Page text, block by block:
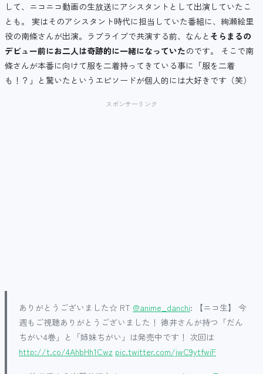
して、ニコニコ動画の生放送にアシスタントとして出演していたこ
とも。 実はそのアシスタント時代に担当していた番組に、絢瀬絵里
役の南條さんが出演。ラブライブで共演する前、なんと そらまるの
デビュー前にお二人は奇跡的に一緒になっていたのです。 そこで南
條さんが本番に向けて服を二着持ってきている事に「服を二着
も！？」と驚いたというエピソードが個人的には大好きです（笑）
スポンサーリンク
ありがとうございました☆ RT @anime_danchi: 【ニコ生】 今
週もご視聴ありがとうございました！ 徳井さんが持つ「だん
ちがい4巻」と「姉妹ちがい」は発売中です！ 次回は
http://t.co/4AhbHh1Cwz pic.twitter.com/jwC9ytfwiF